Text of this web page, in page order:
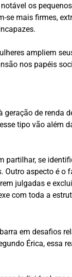
os
mais firmes,
ampliem
nos papéis
de
tipo vão além
se
aspecto é
julgadas e
com toda a
em desafios
Érica, essa